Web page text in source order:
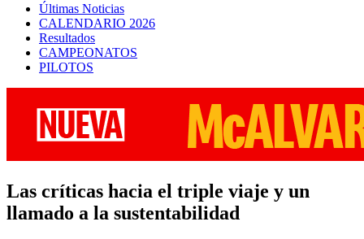
Últimas Noticias
CALENDARIO 2026
Resultados
CAMPEONATOS
PILOTOS
Las críticas hacia el triple viaje y un
llamado a la sustentabilidad